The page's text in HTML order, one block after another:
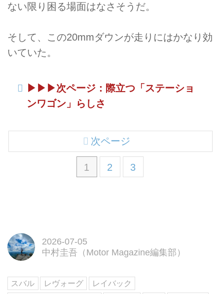
ない限り困る場面はなさそうだ。
そして、この20mmダウンが走りにはかなり効
いていた。
▶︎▶︎▶︎次ページ：際立つ「ステーショ
ンワゴン」らしさ
1 2 3
次ページ
2026-07-05
中村圭吾（Motor Magazine編集部）
スバル レヴォーグ レイバック